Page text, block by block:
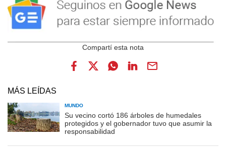
MÁS LEÍDAS
MUNDO
Su vecino cortó 186 árboles de humedales
protegidos y el gobernador tuvo que asumir la
responsabilidad